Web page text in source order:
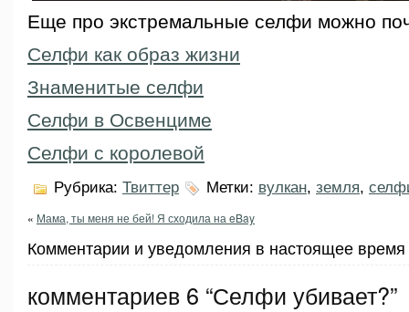
Еще про экстремальные селфи можно
Селфи как образ жизни
Знаменитые селфи
Селфи в Освенциме
Селфи с королевой
Рубрика: Твиттер Метки: вулкан, земля,
« Мама, ты меня не бей! Я сходила на eBay
Комментарии и уведомления в настоящее
комментариев 6 “Селфи убивает?”